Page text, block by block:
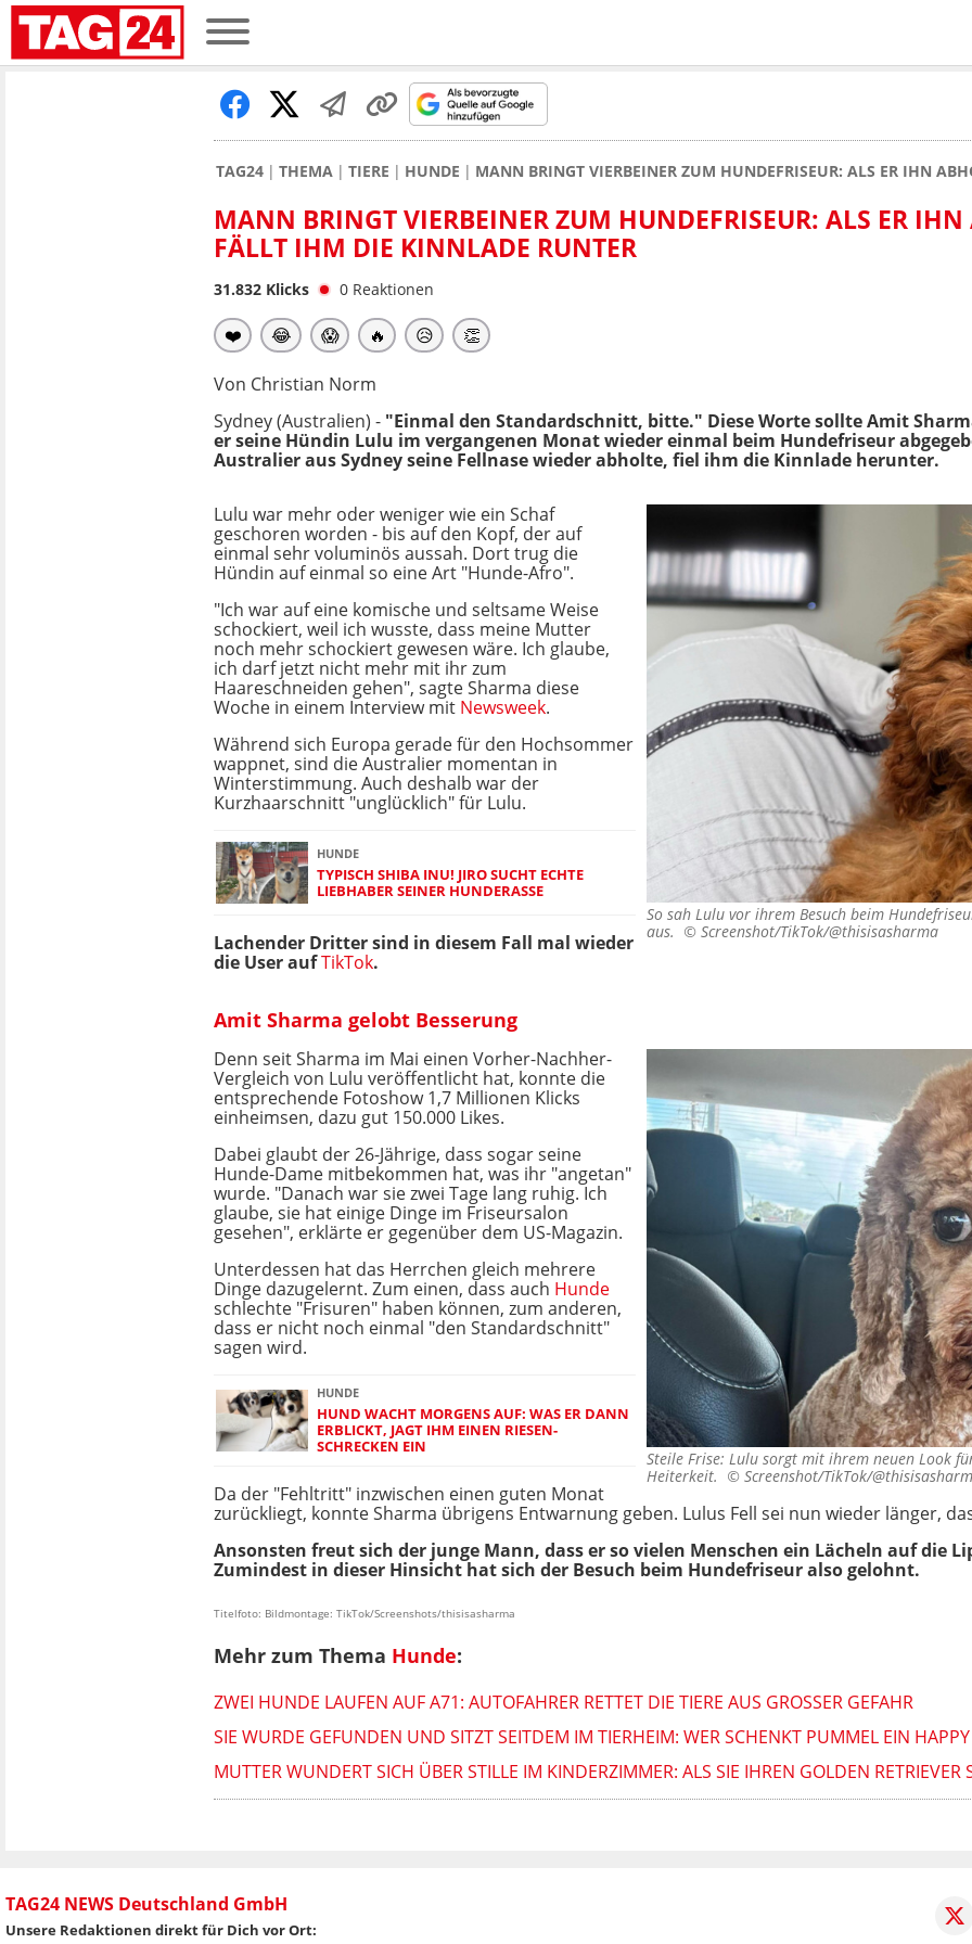
TAG24 THEMA TIERE HUNDE MANN BRINGT VIERBEINER ZUM HUNDEFRISEUR: ALS ER IHN
MANN BRINGT VIERBEINER ZUM HUNDEFRISEUR: ALS ER
FÄLLT IHM DIE KINNLADE RUNTER
31.832 Klicks 0 Reaktionen
❤️ 😂 😱 🔥 😥 👏
Von Christian Norm
Sydney (Australien) - "Einmal den Standardschnitt, bitte." Diese Worte sollte Amit
er seine Hündin Lulu im vergangenen Monat wieder einmal beim Hundefriseur
Australier aus Sydney seine Fellnase wieder abholte, fiel ihm die Kinnlade herunter.
So sah Lulu vor ihrem Besuch beim
aus. © Screenshot/TikTok/@thisisasharma
Lulu war mehr oder weniger wie ein Schaf
geschoren worden - bis auf den Kopf, der auf
einmal sehr voluminös aussah. Dort trug die
Hündin auf einmal so eine Art "Hunde-Afro".
"Ich war auf eine komische und seltsame Weise
schockiert, weil ich wusste, dass meine Mutter
noch mehr schockiert gewesen wäre. Ich glaube,
ich darf jetzt nicht mehr mit ihr zum
Haareschneiden gehen", sagte Sharma diese
Woche in einem Interview mit Newsweek.
Während sich Europa gerade für den Hochsommer
wappnet, sind die Australier momentan in
Winterstimmung. Auch deshalb war der
Kurzhaarschnitt "unglücklich" für Lulu.
HUNDE
TYPISCH SHIBA INU! JIRO SUCHT ECHTE
LIEBHABER SEINER HUNDERASSE
Lachender Dritter sind in diesem Fall mal wieder
die User aufTikTok.
Amit Sharma gelobt Besserung
Steile Frise: Lulu sorgt mit ihrem neuen Look
Heiterkeit. © Screenshot/TikTok/
Denn seit Sharma im Mai einen Vorher-Nachher-
Vergleich von Lulu veröffentlicht hat, konnte die
entsprechende Fotoshow 1,7 Millionen Klicks
einheimsen, dazu gut 150.000 Likes.
Dabei glaubt der 26-Jährige, dass sogar seine
Hunde-Dame mitbekommen hat, was ihr "angetan"
wurde. "Danach war sie zwei Tage lang ruhig. Ich
glaube, sie hat einige Dinge im Friseursalon
gesehen", erklärte er gegenüber dem US-Magazin.
Unterdessen hat das Herrchen gleich mehrere
Dinge dazugelernt. Zum einen, dass auch Hunde
schlechte "Frisuren" haben können, zum anderen,
dass er nicht noch einmal "den Standardschnitt"
sagen wird.
HUNDE
HUND WACHT MORGENS AUF: WAS ER DANN
ERBLICKT, JAGT IHM EINEN RIESEN-
SCHRECKEN EIN
Da der "Fehltritt" inzwischen einen guten Monat
zurückliegt, konnte Sharma übrigens Entwarnung geben. Lulus Fell sei nun wieder länger,
Ansonsten freut sich der junge Mann, dass er so vielen Menschen ein Lächeln auf die
Zumindest in dieser Hinsicht hat sich der Besuch beim Hundefriseur also gelohnt.
Titelfoto: Bildmontage: TikTok/Screenshots/thisisasharma
Mehr zum Thema Hunde:
ZWEI HUNDE LAUFEN AUF A71: AUTOFAHRER RETTET DIE TIERE AUS GROSSER GEFAHR
SIE WURDE GEFUNDEN UND SITZT SEITDEM IM TIERHEIM: WER SCHENKT PUMMEL EIN
MUTTER WUNDERT SICH ÜBER STILLE IM KINDERZIMMER: ALS SIE IHREN GOLDEN RETRIEVER
TAG24 NEWS Deutschland GmbH
Unsere Redaktionen direkt für Dich vor Ort: